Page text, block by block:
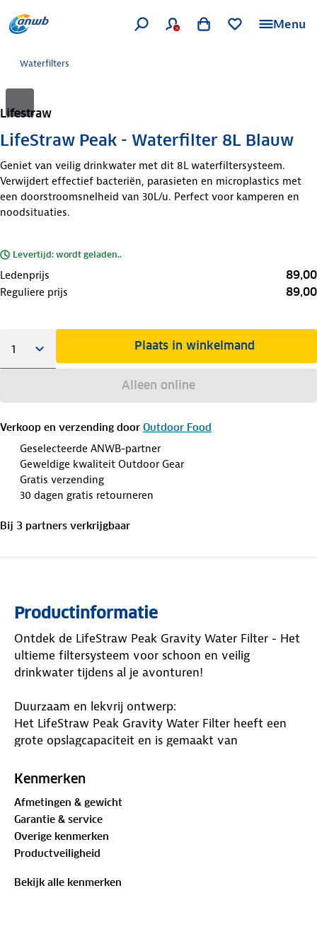
Menu
Waterfilters
Lifestraw
LifeStraw Peak - Waterfilter 8L Blauw
Geniet van veilig drinkwater met dit 8L waterfiltersysteem.
Verwijdert effectief bacteriën, parasieten en microplastics met
een doorstroomsnelheid van 30L/u. Perfect voor kamperen en
noodsituaties.
Levertijd: wordt geladen..
Ledenprijs 89,00
Reguliere prijs 89,00
Plaats in winkelmand
Alleen online
Verkoop en verzending door Outdoor Food
Geselecteerde ANWB-partner
Geweldige kwaliteit Outdoor Gear
Gratis verzending
30 dagen gratis retourneren
Bij 3 partners verkrijgbaar
Productinformatie
Ontdek de LifeStraw Peak Gravity Water Filter - Het
ultieme filtersysteem voor schoon en veilig
drinkwater tijdens al je avonturen!
Duurzaam en lekvrij ontwerp:
Het LifeStraw Peak Gravity Water Filter heeft een
grote opslagcapaciteit en is gemaakt van
Het systeem beschermt tegen scheuren en lekken.
reinigen en transporteren eenvoudig.
Verbeterd filtratiesysteem:
De waterzak biedt meerdere draagopties en heeft
een verbeterd filtratiesysteem om verstopping te
Kenmerken
Afmetingen & gewicht
Garantie & service
Overige kenmerken
Productveiligheid
Bekijk alle kenmerken